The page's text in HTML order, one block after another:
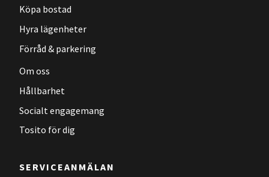
Köpa bostad
Hyra lägenheter
Förråd & parkering
Om oss
Hållbarhet
Socialt engagemang
Tosito för dig
SERVICEANMÄLAN